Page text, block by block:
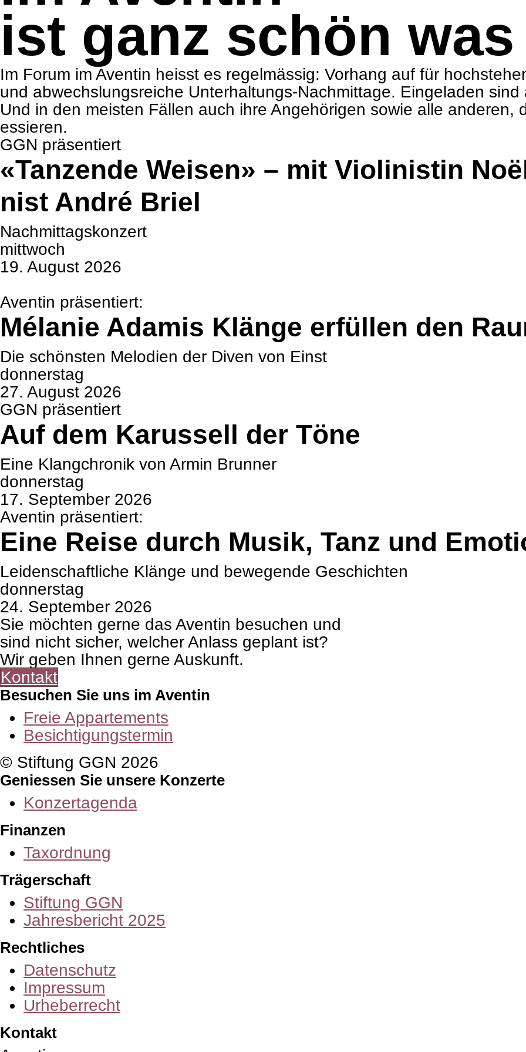
ist ganz schön
Im Forum im Aven­tin heisst es regel­mäs­sig: Vor­hang auf für
und abwechs­lungs­rei­che Unter­hal­tungs-Nach­mit­tage. Ein­ge­la­den
Und in den meis­ten Fäl­len auch ihre Ange­hö­ri­gen sowie alle
es­sie­ren.
GGN prä­sen­tiert
«Tan­zende Wei­sen» – mit Vio­li­nis­tin
nist André Briel
Nachmittags­konzert
mitt­woch
19. August 2026
Aven­tin prä­sen­tiert:
Méla­nie Ada­mis Klänge erfül­len den
Die schöns­ten Melo­dien der Diven von Einst
don­ners­tag
27. August 2026
GGN prä­sen­tiert
Auf dem Karus­sell der Töne
Eine Klang­chro­nik von Armin Brun­ner
don­ners­tag
17. Sep­tem­ber 2026
Aven­tin prä­sen­tiert:
Eine Reise durch Musik, Tanz und
Lei­den­schaft­li­che Klänge und bewe­gende Geschich­ten
don­ners­tag
24. Sep­tem­ber 2026
Sie möch­ten gerne das Aven­tin besu­chen und
sind nicht sicher, wel­cher Anlass geplant ist?
Wir geben Ihnen gerne Aus­kunft.
Kon­takt
Besuchen Sie uns im Aventin
Freie Appar­te­ments
Besich­ti­gungs­ter­min
© Stiftung GGN 2026
Geniessen Sie unsere Konzerte
Kon­zert­agenda
Finanzen
Tax­ord­nung
Trägerschaft
Stif­tung GGN
Jah­res­be­richt 2025
Rechtliches
Daten­schutz
Impres­sum
Urhe­ber­recht
Kontakt